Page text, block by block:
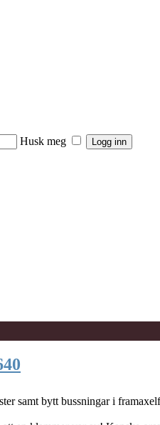
Husk meg
samt bytt bussningar i